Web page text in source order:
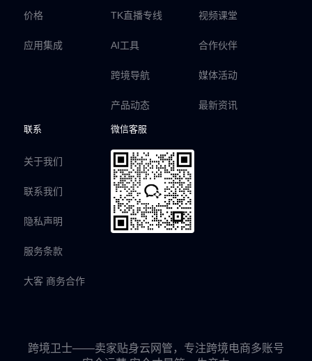
价格
应用集成
TK直播专线
AI工具
跨境导航
产品动态
视频课堂
合作伙伴
媒体活动
最新资讯
联系
关于我们
联系我们
隐私声明
服务条款
大客 商务合作
微信客服
跨境卫士——卖家贴身云网管，专注跨境电商多账号